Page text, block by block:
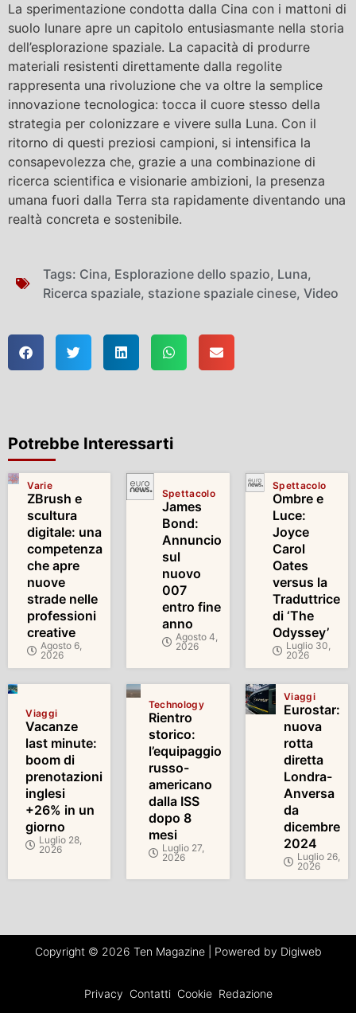
La sperimentazione condotta dalla Cina con i mattoni di
suolo lunare apre un capitolo entusiasmante nella storia
dell’esplorazione spaziale. La capacità di produrre
materiali resistenti direttamente dalla regolite
rappresenta una rivoluzione che va oltre la semplice
innovazione tecnologica: tocca il cuore stesso della
strategia per colonizzare e vivere sulla Luna. Con il
ritorno di questi preziosi campioni, si intensifica la
consapevolezza che, grazie a una combinazione di
ricerca scientifica e visionarie ambizioni, la presenza
umana fuori dalla Terra sta rapidamente diventando una
realtà concreta e sostenibile.
Tags: Cina, Esplorazione dello spazio, Luna,
Ricerca spaziale, stazione spaziale cinese, Video
Potrebbe Interessarti
Varie
ZBrush e
scultura
digitale: una
competenza
che apre
nuove
strade nelle
professioni
creative
Agosto 6,
2026
Spettacolo
James
Bond:
Annuncio
sul
nuovo
007
entro fine
anno
Agosto 4,
2026
Spettacolo
Ombre e
Luce:
Joyce
Carol
Oates
versus la
Traduttrice
di ‘The
Odyssey’
Luglio 30,
2026
Viaggi
Vacanze
last minute:
boom di
prenotazioni
inglesi
+26% in un
giorno
Luglio 28,
2026
Technology
Rientro
storico:
l’equipaggio
russo-
americano
dalla ISS
dopo 8
mesi
Luglio 27,
2026
Viaggi
Eurostar:
nuova
rotta
diretta
Londra-
Anversa
da
dicembre
2024
Luglio 26,
2026
Copyright © 2026 Ten Magazine | Powered by Digiweb
Privacy Contatti Cookie Redazione